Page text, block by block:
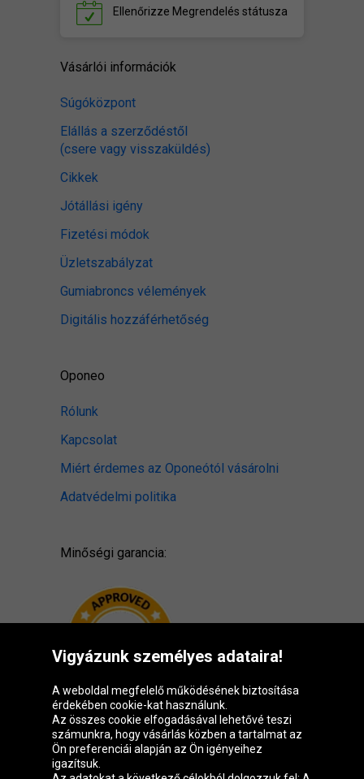
Ellenőrizze Megrendelés státusza
Vásárlói információk
Súgóközpont
Elállás a szerződéstől
(csere vagy visszaküldés)
Cikkek
Jótállási igény
Fizetési módok
Üzletszabályzat
Gumiabroncs vélemények
Digitális hozzáférhetőség
Oponeo
Rólunk
Kapcsolat
Miért érdemes az Oponeótól vásárolni
Adatvédelmi politika
Minőségi garancia:
Oponeo csoport
Vigyázunk személyes adataira!
A weboldal megfelelő működésének biztosítása
érdekében cookie-kat használunk.
Az összes cookie elfogadásával lehetővé teszi
számunkra, hogy vásárlás közben a tartalmat az
Ön preferenciái alapján az Ön igényeihez
igazítsuk.